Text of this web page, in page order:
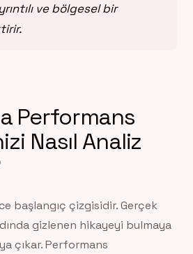
ve bölgesel bir
Performans
Nasıl Analiz
başlangıç çizgisidir. Gerçek
gizlenen hikayeyi bulmaya
çıkar. Performans